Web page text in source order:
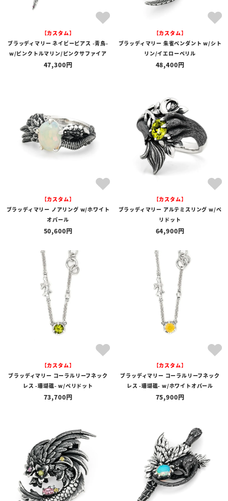
【カスタム】
ブラッディマリー ネイビーピアス -青鳥-
w/ピンクトルマリン/ピンクサファイア
47,300
【カスタム】
ブラッディマリー 朱雀ペンダント w/シト
リン/イエローベリル
48,400
【カスタム】
ブラッディマリー ノアリング w/ホワイト
オパール
50,600
【カスタム】
ブラッディマリー アルテミスリング w/ペ
リドット
64,900
【カスタム】
ブラッディマリー コーラルリーフネック
レス -珊瑚礁- w/ペリドット
73,700
【カスタム】
ブラッディマリー コーラルリーフネック
レス -珊瑚礁- w/ホワイトオパール
75,900